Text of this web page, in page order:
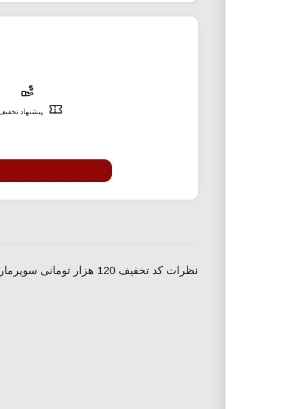
پیشنهاد تخفیف
نظرات کد تخفیف 120 هزار تومانی سوپرمارکت فن آسان